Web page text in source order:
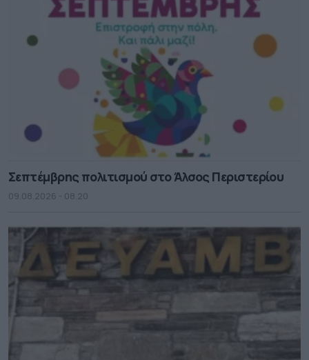
Σεπτέμβρης πολιτισμού στο Άλσος Περιστερίου
09.08.2026 - 08.20